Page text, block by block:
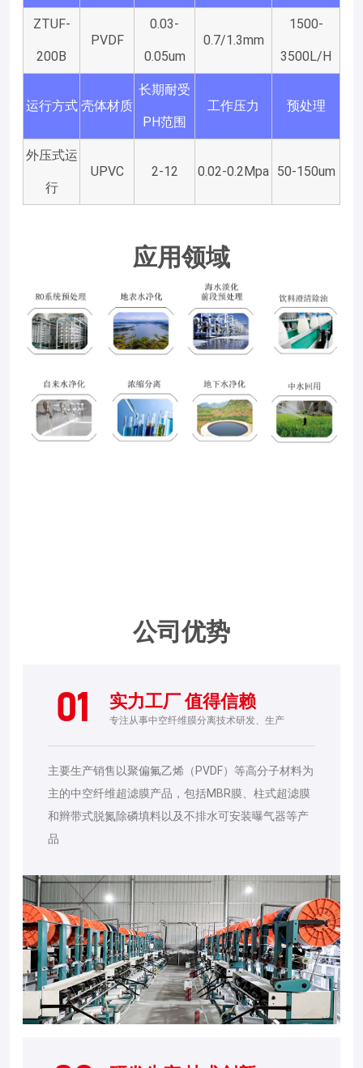
ZTUF-
200B
PVDF
0.03-
0.05um
0.7/1.3mm
1500-
3500L/H
运行方式 壳体材质
长期耐受
PH范围
工作压力 预处理
外压式运
行
UPVC 2-12 0.02-0.2Mpa 50-150um
应用领域
公司优势
01 实力工厂 值得信赖
专注从事中空纤维膜分离技术研发、生产
主要生产销售以聚偏氟乙烯（PVDF）等高分子材料为
主的中空纤维超滤膜产品，包括MBR膜、柱式超滤膜
和辫带式脱氮除磷填料以及不排水可安装曝气器等产
品